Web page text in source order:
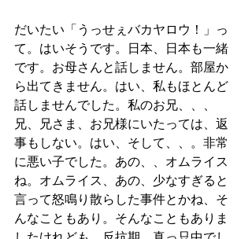
だいたい「うっせぇバカヤロウ！」っ
て。はいそうです。日本、日本も一緒
です。お母さんと話しません。部屋か
ら出てきません。はい、私もほとんど
話しませんでした。私のお兄、、、
兄、兄さま、お兄様にいたっては、返
事もしない。はい、そして、、。非常
に悪い子でした。あの、、オムライス
ね。オムライス、あの、少なすぎると
言って怒鳴り散らした事件とかね、そ
んなこともあり。そんなこともありま